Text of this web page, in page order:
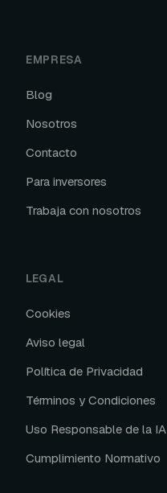
EMPRESA
Blog
Nosotros
Contacto
Para inversores
Trabaja con nosotros
LEGAL
Cookies
Aviso legal
Política de Privacidad
Términos y Condiciones
Uso Responsable de la IA
Cumplimiento Normativo